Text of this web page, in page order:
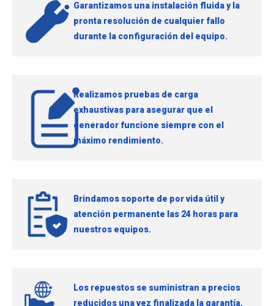
Garantizamos una instalación fluida y la
pronta resolución de cualquier fallo
durante la configuración del equipo.
Realizamos pruebas de carga
exhaustivas para asegurar que el
generador funcione siempre con el
máximo rendimiento.
Brindamos soporte de por vida útil y
atención permanente las 24 horas para
nuestros equipos.
Los repuestos se suministran a precios
reducidos una vez finalizada la garantía.